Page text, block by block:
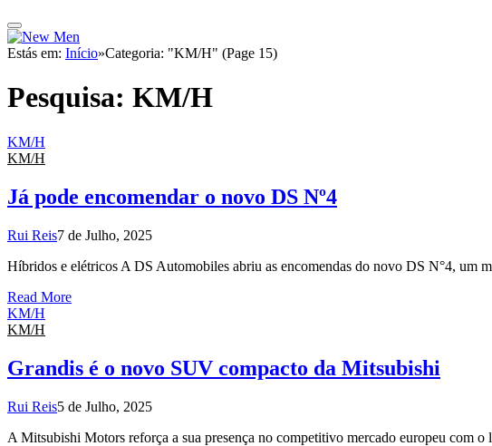
Estás em: Início»Categoria: "KM/H" (Page 15)
Pesquisa: KM/H
KM/H
KM/H
Já pode encomendar o novo DS Nº4
Rui Reis7 de Julho, 2025
Híbridos e elétricos A DS Automobiles abriu as encomendas do novo DS N°4, um
Read More
KM/H
KM/H
Grandis é o novo SUV compacto da Mitsubishi
Rui Reis5 de Julho, 2025
A Mitsubishi Motors reforça a sua presença no competitivo mercado europeu com